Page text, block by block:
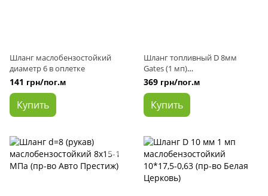
Шланг маслобензостойкий
диаметр 6 в оплетке
141 грн/пог.м
Купить
Шланг топливный D 8мм
Gates (1 мп)
маслобензостойкий Gates
369 грн/пог.м
Купить